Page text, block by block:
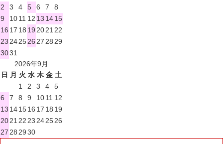
2
3 4 5 6 7
8
9
1011 12 13 1415
16 17 18 19 2021 22
23 242526 27 28 29
3031
2026年9月
日
月 火 水 木 金 土
1
2 3 4
5
6
7 8 9 1011 12
13 141516 17 18 19
2021 22 23 242526
27 28 2930